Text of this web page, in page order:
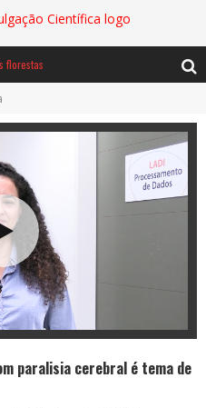
florestas
Lutz
Baú de Histórias - A jamais imaginada aventura com os moinhos de vento
paralisia cerebral é tema de